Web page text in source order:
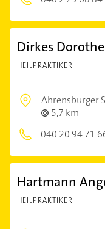
Dirkes
HEILPRAKTIKER
Ahrensburger
5,7 km
040 20 94 71
Hartmann
HEILPRAKTIKER